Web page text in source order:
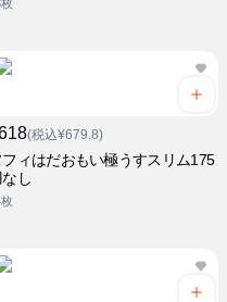
(税込¥679.8)
フィはだおもい極うすスリム175
し